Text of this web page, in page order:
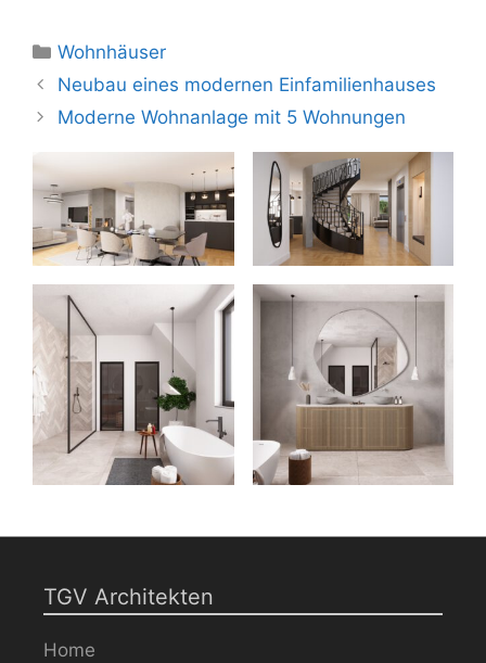
Kategorien
Wohnhäuser
Neubau eines modernen Einfamilienhauses
Moderne Wohnanlage mit 5 Wohnungen
TGV Architekten
Home